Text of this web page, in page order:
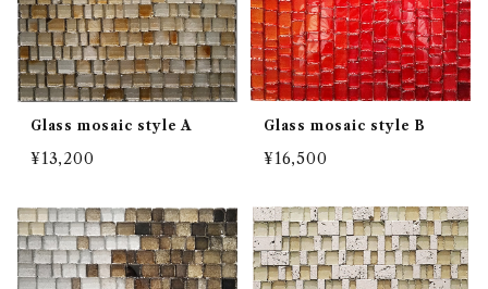
Glass mosaic style A
¥13,200
Glass mosaic style B
¥16,500